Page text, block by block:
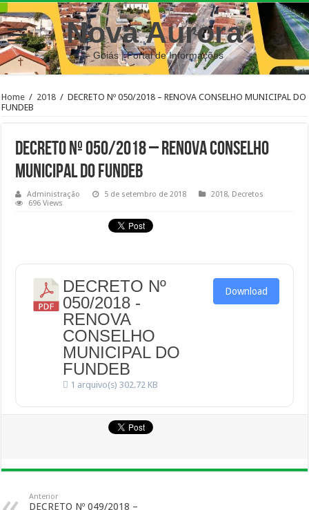
Nova Aurora
– Goiás | Portal de Informações
Home / 2018 / DECRETO Nº 050/2018 – RENOVA CONSELHO MUNICIPAL DO
FUNDEB
DECRETO Nº 050/2018 – RENOVA CONSELHO
MUNICIPAL DO FUNDEB
Administração 5 de setembro de 2018 2018, Decretos
696 Views
DECRETO Nº
050/2018 -
RENOVA
CONSELHO
MUNICIPAL DO
FUNDEB
1 arquivo(s)302.72 KB
Download
Anterior
DECRETO Nº 049/2018 –